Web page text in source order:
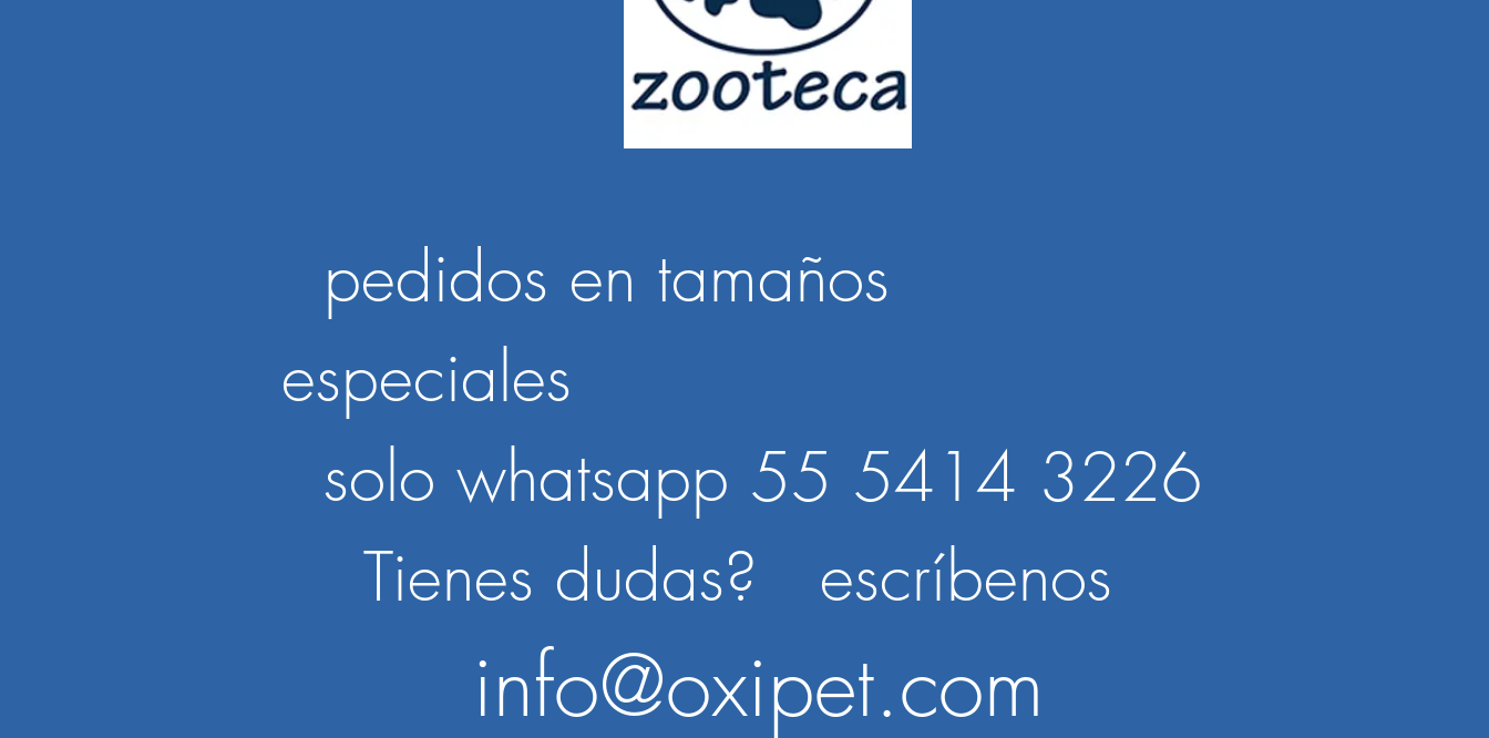
pedidos en tamaños
especiales
solo whatsapp 55 5414 3226
Tienes dudas? escríbenos
info@oxipet.com